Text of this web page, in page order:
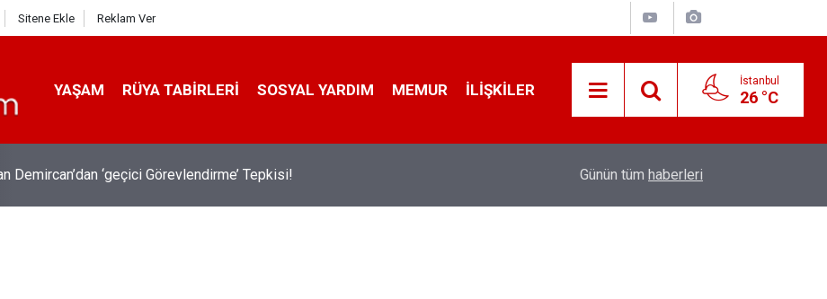
Sitene Ekle Reklam Ver
YAŞAM RÜYA TABIRLERI SOSYAL YARDIM MEMUR İLIŞKILER İstanbul
26 °C
Demircan’dan ‘geçici Görevlendirme’ Tepkisi! Sıcak Havalarda Ödem Şikayetini Hafife
Günün tüm haberleri